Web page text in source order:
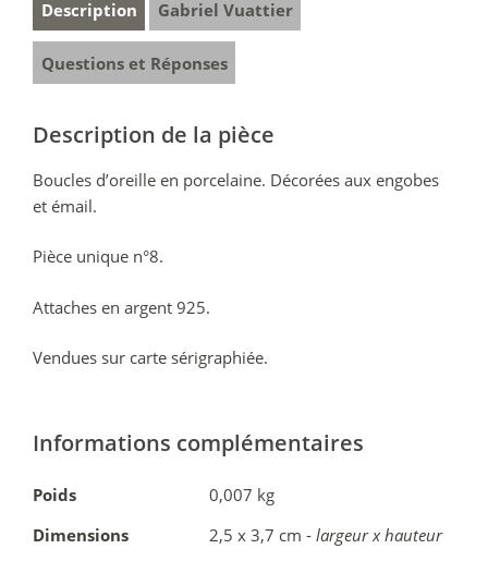
Description Gabriel Vuattier
Questions et Réponses
Description de la pièce
Boucles d’oreille en porcelaine. Décorées aux engobes
et émail.
Pièce unique n°8.
Attaches en argent 925.
Vendues sur carte sérigraphiée.
Informations complémentaires
Poids
0,007 kg
Dimensions
2,5 x 3,7 cm - largeur x hauteur